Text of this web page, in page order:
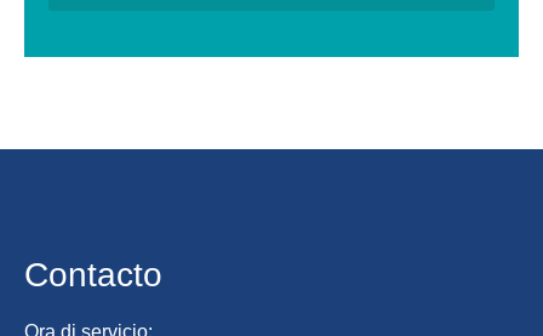
Contacto
Ora di servicio: